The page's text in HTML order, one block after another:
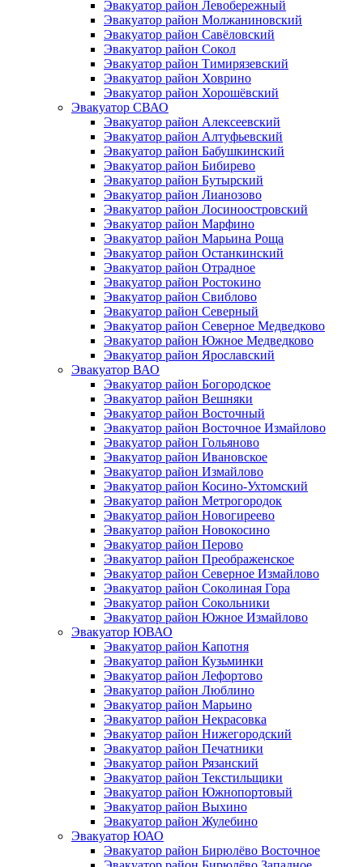
Эвакуатор район Левобережный
Эвакуатор район Молжаниновский
Эвакуатор район Савёловский
Эвакуатор район Сокол
Эвакуатор район Тимирязевский
Эвакуатор район Ховрино
Эвакуатор район Хорошёвский
Эвакуатор СВАО
Эвакуатор район Алексеевский
Эвакуатор район Алтуфьевский
Эвакуатор район Бабушкинский
Эвакуатор район Бибирево
Эвакуатор район Бутырский
Эвакуатор район Лианозово
Эвакуатор район Лосиноостровский
Эвакуатор район Марфино
Эвакуатор район Марьина Роща
Эвакуатор район Останкинский
Эвакуатор район Отрадное
Эвакуатор район Ростокино
Эвакуатор район Свиблово
Эвакуатор район Северный
Эвакуатор район Северное Медведково
Эвакуатор район Южное Медведково
Эвакуатор район Ярославский
Эвакуатор ВАО
Эвакуатор район Богородское
Эвакуатор район Вешняки
Эвакуатор район Восточный
Эвакуатор район Восточное Измайлово
Эвакуатор район Гольяново
Эвакуатор район Ивановское
Эвакуатор район Измайлово
Эвакуатор район Косино-Ухтомский
Эвакуатор район Метрогородок
Эвакуатор район Новогиреево
Эвакуатор район Новокосино
Эвакуатор район Перово
Эвакуатор район Преображенское
Эвакуатор район Северное Измайлово
Эвакуатор район Соколиная Гора
Эвакуатор район Сокольники
Эвакуатор район Южное Измайлово
Эвакуатор ЮВАО
Эвакуатор район Капотня
Эвакуатор район Кузьминки
Эвакуатор район Лефортово
Эвакуатор район Люблино
Эвакуатор район Марьино
Эвакуатор район Некрасовка
Эвакуатор район Нижегородский
Эвакуатор район Печатники
Эвакуатор район Рязанский
Эвакуатор район Текстильщики
Эвакуатор район Южнопортовый
Эвакуатор район Выхино
Эвакуатор район Жулебино
Эвакуатор ЮАО
Эвакуатор район Бирюлёво Восточное